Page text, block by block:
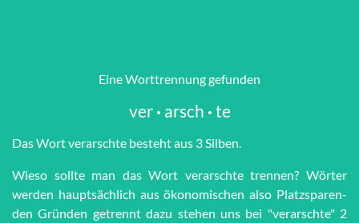
Eine Worttrennung gefunden
ver · arsch · te
Das Wort ver­arsch­te besteht aus 3 Silben.
Wieso sollte man das Wort ver­arsch­te trennen? Wörter
werden haupt­sächlich aus öko­no­mi­schen also Platz­spar­en­
den Grün­den getrennt dazu stehen uns bei "ver­arsch­te" 2